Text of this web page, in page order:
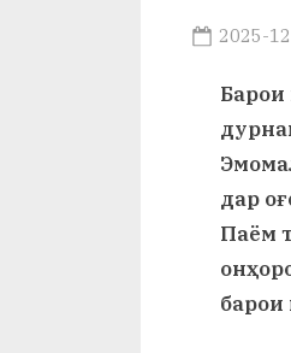
Posted
2025-
дар
Паём